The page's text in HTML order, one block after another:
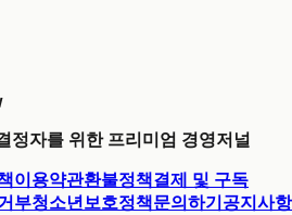
정자를 위한 프리미엄 경영저널
이용약관환불정책결제 및 구독
부청소년보호정책문의하기 공지사항